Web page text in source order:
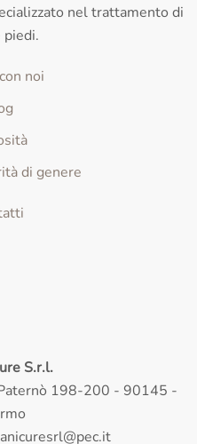
nel trattamento di
piedi.
noi
di genere
S.r.l.
198-200 - 90145 -